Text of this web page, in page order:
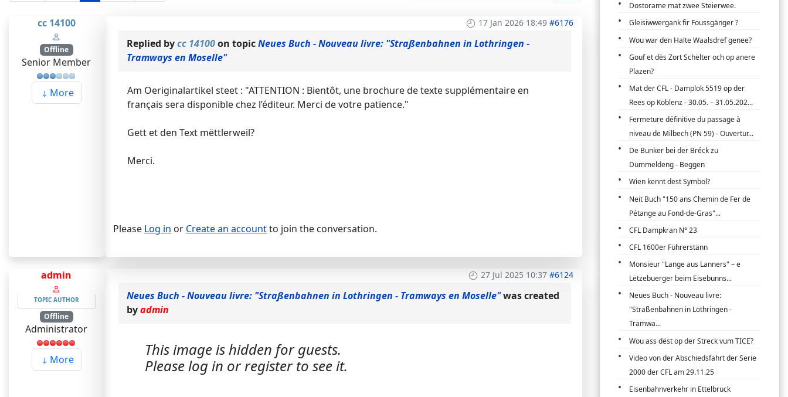
cc 14100
Offline
Senior Member
More
17 Jan 2026 18:49 #6176
Replied bycc 14100on topicNeues Buch - Nouveau livre: "Straßenbahnen in Lothringen -
Tramways en Moselle"
Am Oeriginalartikel steet : "ATTENTION : Bientôt, une brochure de texte supplémentaire en
français sera disponible chez l’éditeur. Merci de votre patience."
Gett et den Text mëttlerweil?
Merci.
Please Log in or Create an accountto join the conversation.
admin
TOPIC AUTHOR
Offline
Administrator
More
27 Jul 2025 10:37 #6124
Neues Buch - Nouveau livre: "Straßenbahnen in Lothringen - Tramways en Moselle"was created
byadmin
This image is hidden for guests.
Please log in or register to see it.
Dostorame mat zwee Steierwee.
Gleisiwwergank fir Foussgänger ?
Wou war den Halte Waalsdref genee?
Gouf et dës Zort Schëlter och op anere
Plazen?
Mat der CFL - Damplok 5519 op der
Rees op Koblenz - 30.05. – 31.05.202...
Fermeture définitive du passage à
niveau de Milbech (PN 59) - Ouvertur...
De Bunker bei der Bréck zu
Dummeldeng - Beggen
Wien kennt dest Symbol?
Neit Buch "150 ans Chemin de Fer de
Pétange au Fond-de-Gras"...
CFL Dampkran N° 23
CFL 1600er Führerstänn
Monsieur "Lange aus Lanners" – e
Lëtzebuerger beim Eisebunns...
Neues Buch - Nouveau livre:
"Straßenbahnen in Lothringen -
Tramwa...
Wou ass dëst op der Streck vum TICE?
Video von der Abschiedsfahrt der Serie
2000 der CFL am 29.11.25
Eisenbahnverkehr in Ettelbruck